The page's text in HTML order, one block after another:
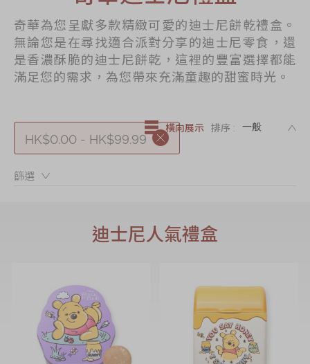
茗茶系列
奇華迪士尼禮盒
奇華LINE
FRIENDS禮盒
產品價目表
EN 简体
奇華為您呈獻多款精緻可愛的迪士尼餅乾禮盒。
無論您是在尋找適合派對分享的迪士尼零食，還
是香濃酥脆的迪士尼餅乾，這裡的豐富選擇都能
滿足您的需求，為您帶來充滿童趣的甜蜜時光。
HK$0.00 - HK$99.99
篩選：
橫向展示 排序 :
迪士尼人氣禮盒